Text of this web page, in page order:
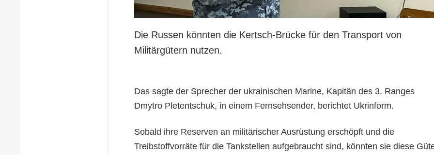
Die Russen könnten die Kertsch-Brücke für den Transport von
Militärgütern nutzen.
Das sagte der Sprecher der ukrainischen Marine, Kapitän des 3. Ranges
Dmytro Pletentschuk, in einem Fernsehsender, berichtet Ukrinform.
Sobald ihre Reserven an militärischer Ausrüstung erschöpft und die
Treibstoffvorräte für die Tankstellen aufgebraucht sind, könnten sie diese